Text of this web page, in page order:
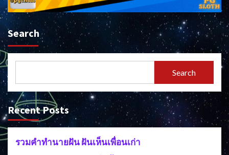
Search
Search
Recent Posts
รวมคำทำนายฝัน ฝันเห็นเพื่อนเก่า